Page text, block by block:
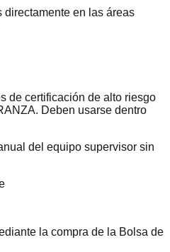
en las áreas
de certificación de alto riesgo
Deben usarse dentro
del equipo supervisor sin
la compra de la Bolsa de